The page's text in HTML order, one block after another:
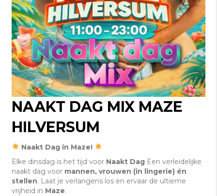
NAAKT DAG MIX MAZE
HILVERSUM
Naakt Dag in Maze!
Elke dinsdag is het tijd voor Naakt Dag Een verleidelijke
naakt dag voor mannen, vrouwen (in lingerie) én
stellen. Laat je verlangens los en ervaar de ultieme
vrijheid in Maze.